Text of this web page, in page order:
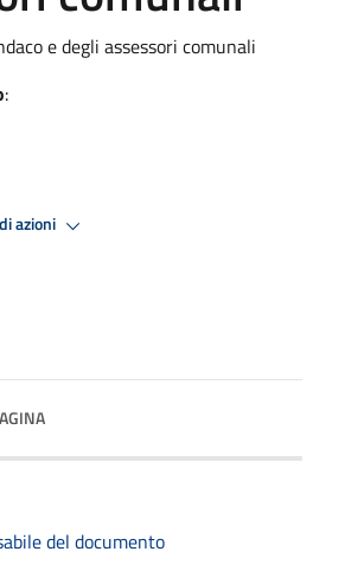
e degli assessori comunali
:
azioni
del documento